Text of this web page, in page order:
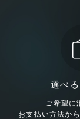
選べ
ご希望に
お支払い方法か